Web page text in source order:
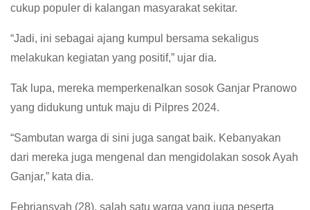
cukup populer di kalangan masyarakat sekitar.
“Jadi, ini sebagai ajang kumpul bersama sekaligus
melakukan kegiatan yang positif,” ujar dia.
Tak lupa, mereka memperkenalkan sosok Ganjar Pranowo
yang didukung untuk maju di Pilpres 2024.
“Sambutan warga di sini juga sangat baik. Kebanyakan
dari mereka juga mengenal dan mengidolakan sosok Ayah
Ganjar,” kata dia.
Febriansyah (28), salah satu warga yang juga peserta